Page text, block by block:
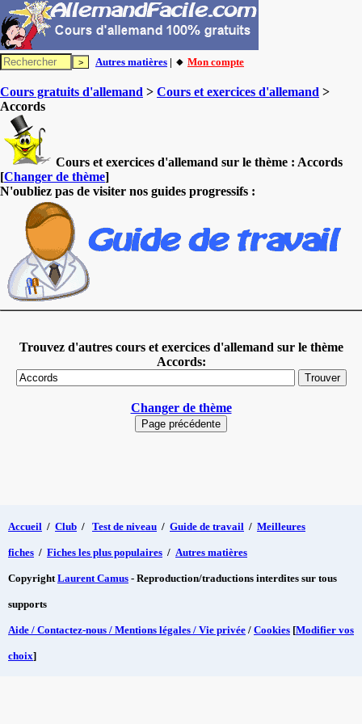
Autres matières | 🔸 Mon compte
Cours gratuits d'allemand > Cours et exercices d'allemand >
Accords
Cours et exercices d'allemand sur le thème : Accords
[Changer de thème]
N'oubliez pas de visiter nos guides progressifs :
Trouvez d'autres cours et exercices d'allemand sur le thème
Accords:
Changer de thème
Accueil / Club / Test de niveau / Guide de travail / Meilleures
fiches / Fiches les plus populaires / Autres matières
CopyrightLaurent Camus - Reproduction/traductions interdites sur tous
supports
Aide / Contactez-nous / Mentions légales / Vie privée / Cookies [Modifier vos
choix]